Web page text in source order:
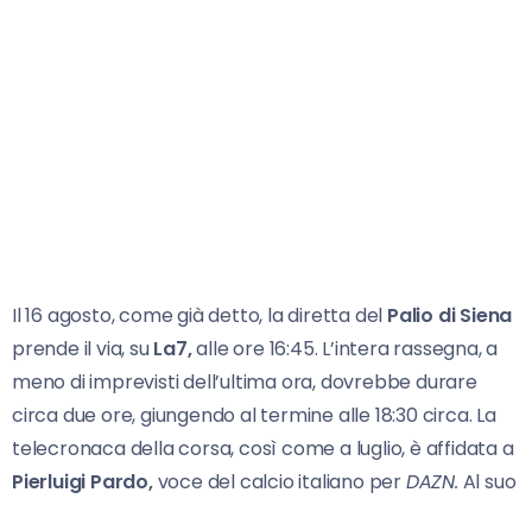
Il 16 agosto, come già detto, la diretta del Palio di Siena
prende il via, suLa7,alle ore 16:45. L’intera rassegna, a
meno di imprevisti dell’ultima ora, dovrebbe durare
circa due ore, giungendo al termine alle 18:30 circa. La
telecronaca della corsa, così come a luglio, è affidata a
Pierluigi Pardo,voce del calcio italiano perDAZN. Al suo